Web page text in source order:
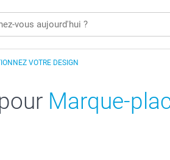
VOTRE DESIGN
Marque-